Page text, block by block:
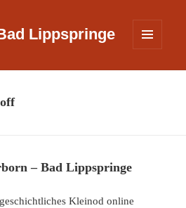
Lippspringe
WIDGETS
– Bad Lippspringe
Kleinod online